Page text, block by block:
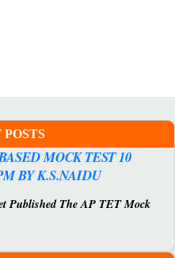
MOCK TEST 10
BY K.S.NAIDU
Published The AP TET Mock